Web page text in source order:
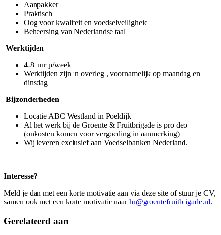
Aanpakker
Praktisch
Oog voor kwaliteit en voedselveiligheid
Beheersing van Nederlandse taal
Werktijden
4-8 uur p/week
Werktijden zijn in overleg , voornamelijk op maandag en
dinsdag
Bijzonderheden
Locatie ABC Westland in Poeldijk
Al het werk bij de Groente & Fruitbrigade is pro deo
(onkosten komen voor vergoeding in aanmerking)
Wij leveren exclusief aan Voedselbanken Nederland.
Interesse?
Meld je dan met een korte motivatie aan via deze site of stuur je CV,
samen ook met een korte motivatie naarhr@groentefruitbrigade.nl.
Gerelateerd aan